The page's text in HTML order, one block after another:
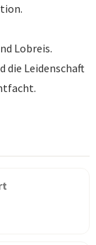
Lobreis.
die Leidenschaft